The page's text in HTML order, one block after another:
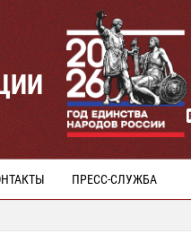
ПРЕСС-СЛУЖБА